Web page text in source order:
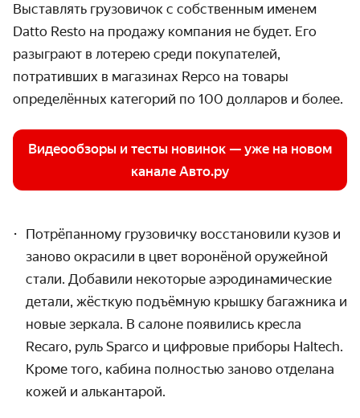
Выставлять грузовичок с собственным именем
Datto Resto на продажу компания не будет. Его
разыграют в лотерею среди покупателей,
потративших в магазинах Repco на товары
определённых категорий по 100 долларов и более.
Видеообзоры и тесты новинок — уже на новом
канале Авто.ру
Потрёпанному грузовичку восстановили кузов и
заново окрасили в цвет воронёной оружейной
стали. Добавили некоторые аэродинамические
детали, жёсткую подъёмную крышку багажника и
новые зеркала. В салоне появились кресла
Recaro, руль Sparco и цифровые приборы Haltech.
Кроме того, кабина полностью заново отделана
кожей и алькантарой.